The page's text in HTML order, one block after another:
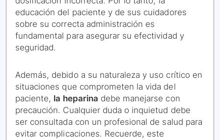
educación del paciente y de sus cuidadores
sobre su correcta administración es
fundamental para asegurar su efectividad y
seguridad.
Además, debido a su naturaleza y uso crítico en
situaciones que comprometen la vida del
paciente, la heparina debe manejarse con
precaución. Cualquier duda o inquietud debe
ser consultada con un profesional de salud para
evitar complicaciones. Recuerde, este